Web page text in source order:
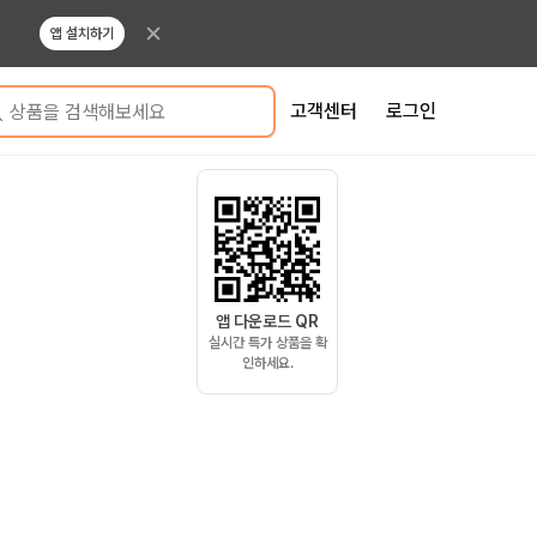
앱 설치하기
상품을 검색해보세요 고객센터 로그인
앱 다운로드 QR
실시간 특가 상품을 확
인하세요.